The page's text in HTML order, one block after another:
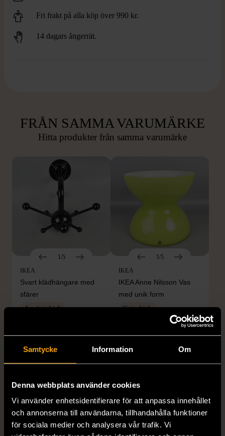
Samtycke Information Om
Denna webbplats använder cookies
Vi använder enhetsidentifierare för att anpassa innehållet
och annonserna till användarna, tillhandahålla funktioner
för sociala medier och analysera vår trafik. Vi
Fri frakt på alla köp över 990 kr.
14 dagars ångerrät.
FRÅN SAMMA VARUMÄRKE
Hitta produkter från samma varumärke
1/5
IKEA
Svart klädhängare med
sfärer
Använt skick
1/5
IKEA
IKEA Anne Nilsson Vas
med unik form
Gott skick